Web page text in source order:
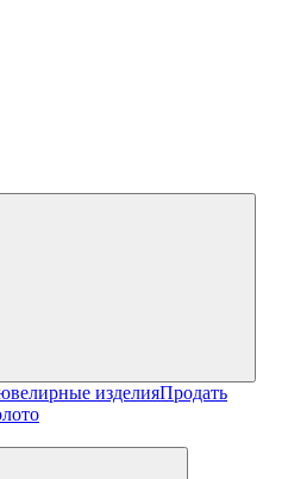
изделияПродать